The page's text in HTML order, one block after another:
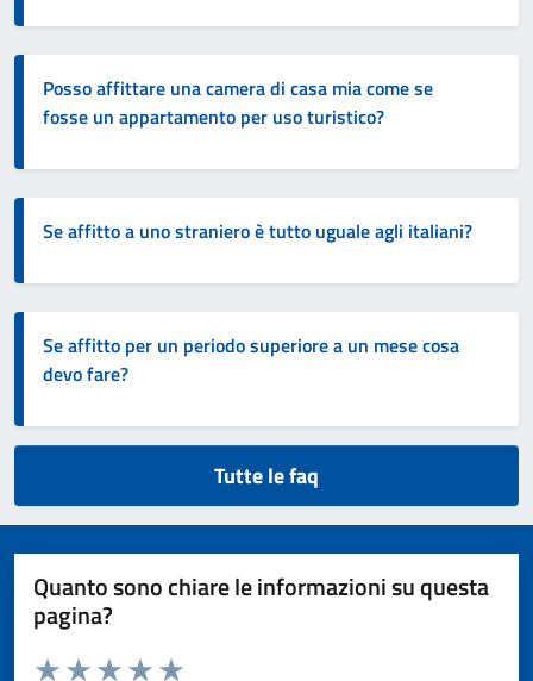
Posso affittare una camera di casa mia come se
fosse un appartamento per uso turistico?
Se affitto a uno straniero è tutto uguale agli italiani?
Se affitto per un periodo superiore a un mese cosa
devo fare?
Tutte le faq
Quanto sono chiare le informazioni su questa
pagina?
Valuta da 1 a 5 stelle la pagina